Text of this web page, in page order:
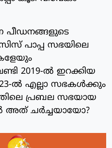
പാപ്പ സഭയിലെ
2019-ല്‍ ഇറക്കിയ
ല്‍ എല്ലാ സഭകള്‍ക്കും
പ്രബല സഭയായ
അത് ചര്‍ച്ചയായോ?